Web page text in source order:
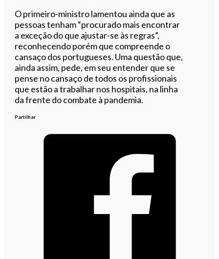
O primeiro-ministro lamentou ainda que as
pessoas tenham “procurado mais encontrar
a exceção do que ajustar-se às regras”,
reconhecendo porém que compreende o
cansaço dos portugueses. Uma questão que,
ainda assim, pede, em seu entender que se
pense no cansaço de todos os profissionais
que estão a trabalhar nos hospitais, na linha
da frente do combate à pandemia.
Partilhar